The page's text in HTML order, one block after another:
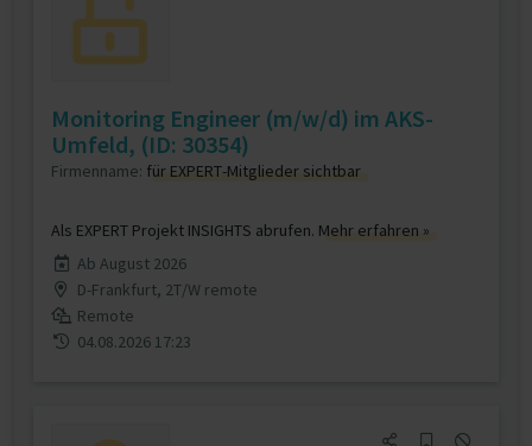
Monitoring Engineer (m/w/d) im AKS-
Umfeld, (ID: 30354)
Firmenname: für EXPERT-Mitglieder sichtbar
Als EXPERT Projekt INSIGHTS abrufen. Mehr erfahren »
Ab August 2026
D-Frankfurt, 2T/W remote
Remote
04.08.2026 17:23